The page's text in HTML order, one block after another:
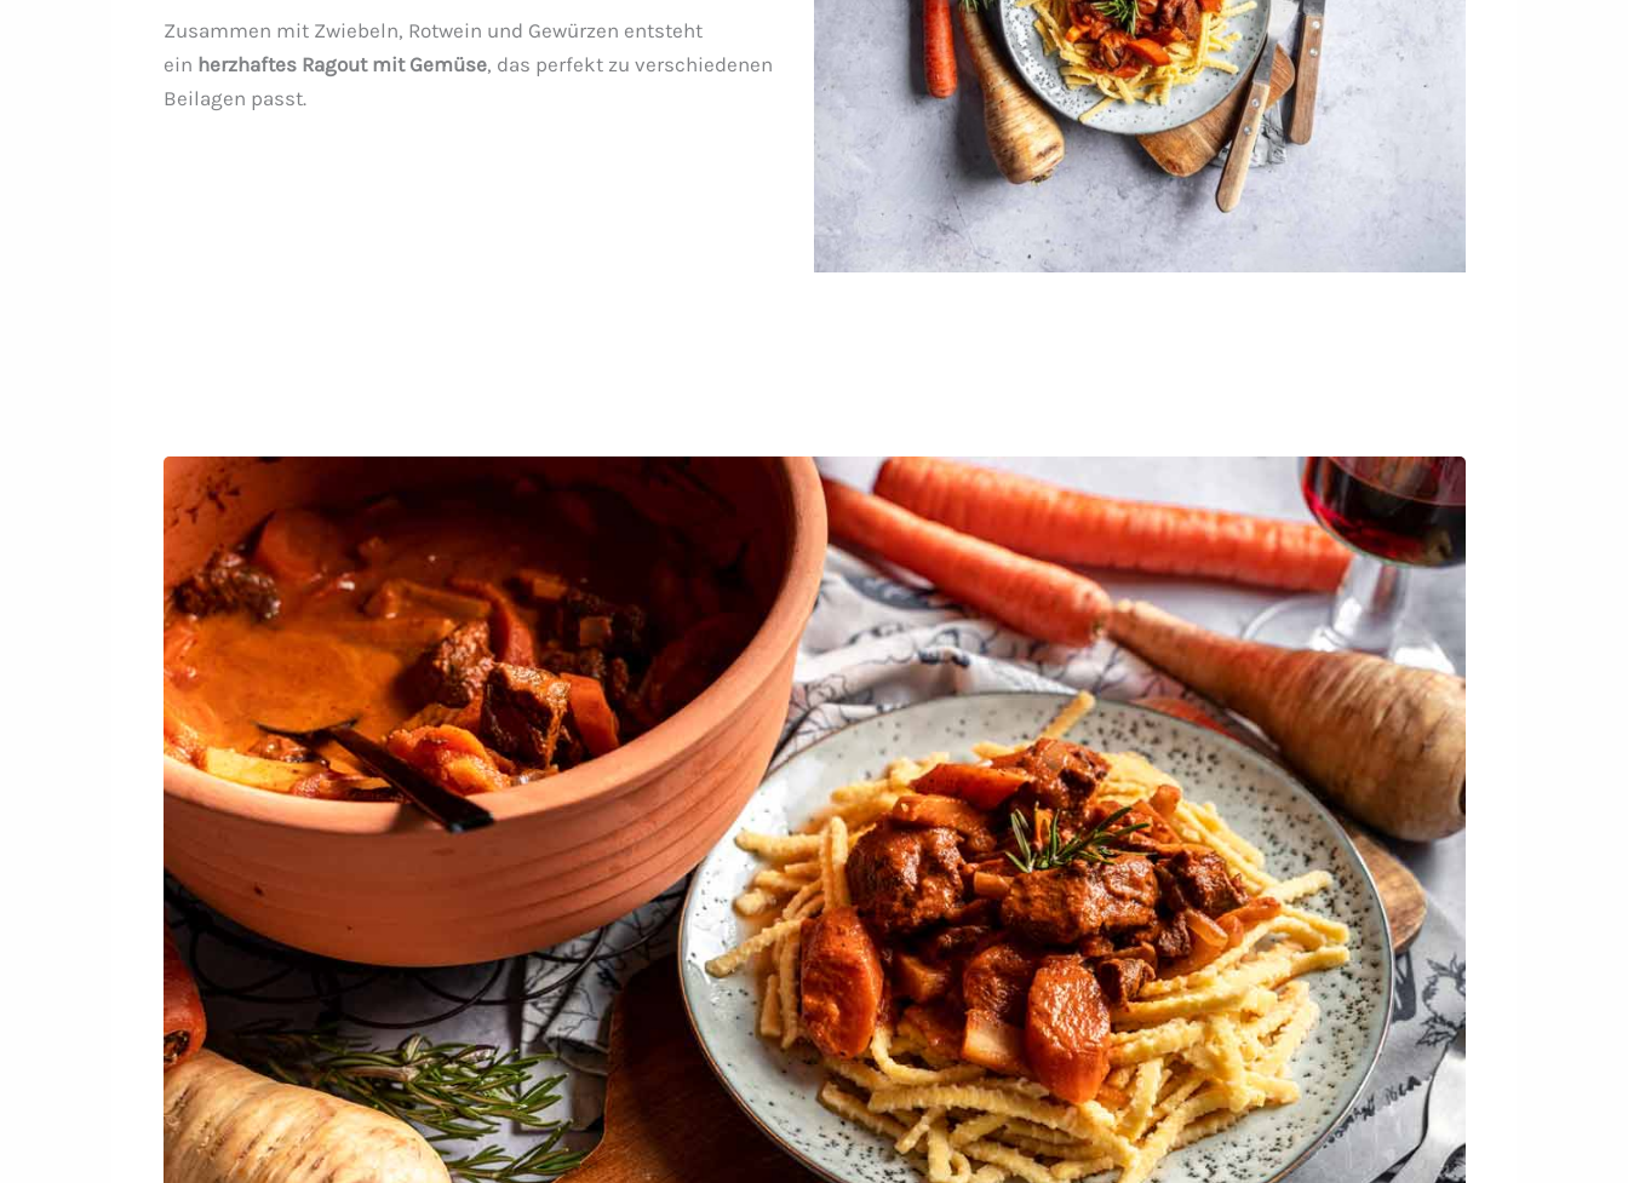
Zusammen mit Zwiebeln, Rotwein und Gewürzen entsteht
ein herzhaftes Ragout mit Gemüse, das perfekt zu verschiedenen
Beilagen passt.